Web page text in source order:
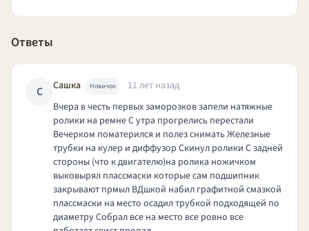
Ответы
С Сашка Новичок
11 лет назад
Вчера в честь первых заморозков запели натяжные
ролики на ремне С утра прогрелись перестали
Вечерком поматерился и полез снимать Железные
трубки на кулер и диффузор Скинул ролики С задней
стороны (что к двигателю)на ролика ножичком
выковырял плассмаски которые сам подшипник
закрывают прмыл ВДшкой набил графитной смазкой
плассмаски на место осадил трубкой подходящей по
диаметру Собрал все на место все ровно все